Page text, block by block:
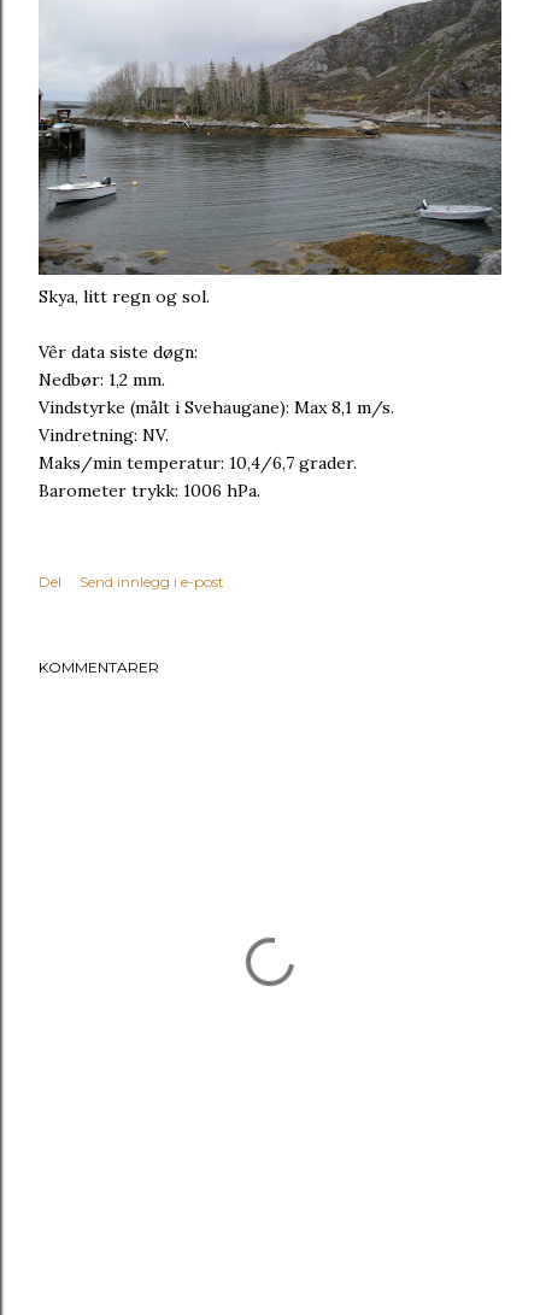
Skya, litt regn og sol.
Vêr data siste døgn:
Nedbør: 1,2 mm.
Vindstyrke (målt i Svehaugane): Max 8,1 m/s.
Vindretning: NV.
Maks/min temperatur: 10,4/6,7 grader.
Barometer trykk: 1006 hPa.
Del Send innlegg i e-post
KOMMENTARER